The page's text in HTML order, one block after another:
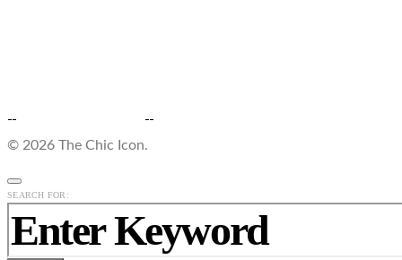
© 2026 The Chic Icon.
SEARCH FOR: